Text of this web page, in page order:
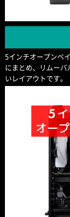
5インチオープンベ
にまとめ、リムーバ
いレイアウトです。